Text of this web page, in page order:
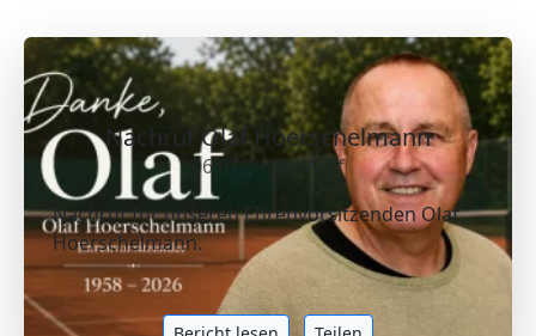
Nachruf Olaf Hoerschelmann
06.07.2026 - Wolf
Nachruf für unseren Ehrenvorsitzenden Olaf
Hoerschelmann.